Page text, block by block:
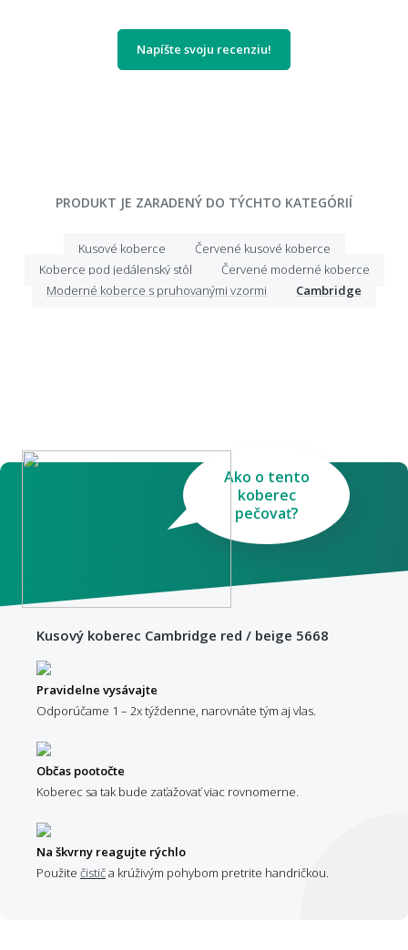
Napíšte svoju recenziu!
PRODUKT JE ZARADENÝ DO TÝCHTO KATEGÓRIÍ
Kusové koberce
Červené kusové koberce
Koberce pod jedálenský stôl
Červené moderné koberce
Moderné koberce s pruhovanými vzormi
Cambridge
Ako o tento
koberec
pečovať?
Kusový koberec Cambridge red / beige 5668
Pravidelne vysávajte
Odporúčame 1 – 2x týždenne, narovnáte tým aj vlas.
Občas pootočte
Koberec sa tak bude zaťažovať viac rovnomerne.
Na škvrny reagujte rýchlo
Použite čističa krúživým pohybom pretrite handričkou.